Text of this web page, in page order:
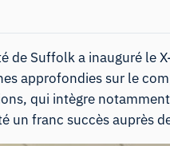
de Suffolk a inauguré le
approfondies sur le
, qui intègre
un franc succès auprès